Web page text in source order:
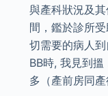
與產科狀況及
間，鑑於診所
切需要的病人
BB時, 我見到
多（產前房同